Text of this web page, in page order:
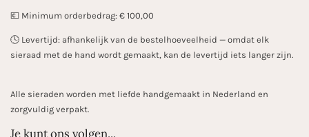
💶 Minimum orderbedrag: € 100,00
🕓 Levertijd: afhankelijk van de bestelhoeveelheid — omdat elk
sieraad met de hand wordt gemaakt, kan de levertijd iets langer zijn.
Alle sieraden worden met liefde handgemaakt in Nederland en
zorgvuldig verpakt.
Je kunt ons volgen...